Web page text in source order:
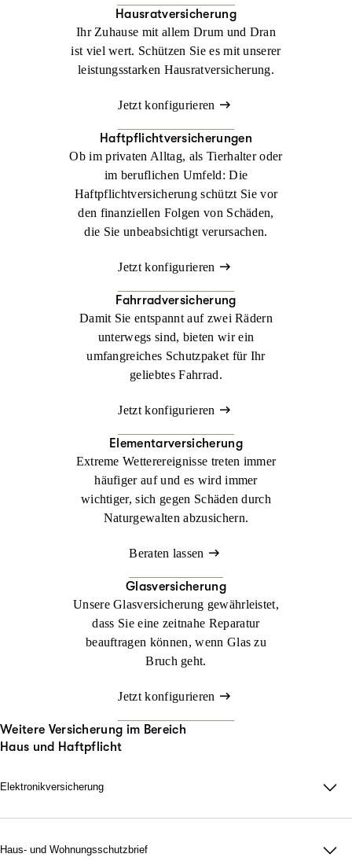
Hausratversicherung
Ihr Zuhause mit allem Drum und Dran
ist viel wert. Schützen Sie es mit unserer
leistungsstarken Hausratversicherung.
Jetzt konfigurieren
Haftpflichtversicherungen
Ob im privaten Alltag, als Tierhalter oder
im beruflichen Umfeld: Die
Haftpflichtversicherung schützt Sie vor
den finanziellen Folgen von Schäden,
die Sie unbeabsichtigt verursachen.
Jetzt konfigurieren
Fahrradversicherung
Damit Sie entspannt auf zwei Rädern
unterwegs sind, bieten wir ein
umfangreiches Schutzpaket für Ihr
geliebtes Fahrrad.
Jetzt konfigurieren
Elementarversicherung
Extreme Wetterereignisse treten immer
häufiger auf und es wird immer
wichtiger, sich gegen Schäden durch
Naturgewalten abzusichern.
Beraten lassen
Glasversicherung
Unsere Glasversicherung gewährleistet,
dass Sie eine zeitnahe Reparatur
beauftragen können, wenn Glas zu
Bruch geht.
Jetzt konfigurieren
Weitere Versicherung im Bereich
Haus und Haftpflicht
Elektronikversicherung
Bei uns können Sie mit der Elektronikversicherung nahezu alle
Haus- und Wohnungsschutzbrief